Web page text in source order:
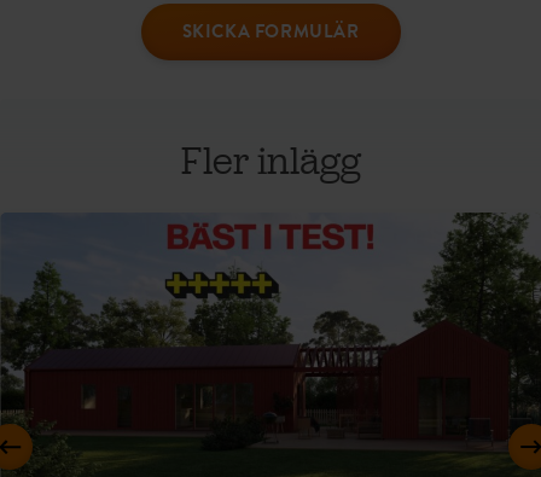
SKICKA FORMULÄR
Fler inlägg
Föregående